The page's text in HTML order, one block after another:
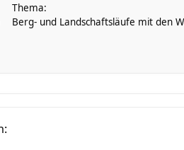
Thema:
Berg- und Landschaftsläufe mit den